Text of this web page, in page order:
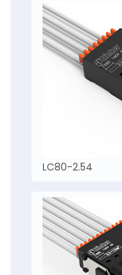
LC80-2.54